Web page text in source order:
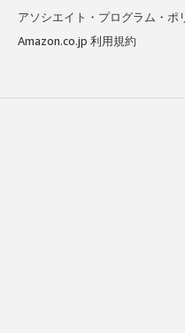
アソシエイト・プログラム・ポ
Amazon.co.jp 利用規約